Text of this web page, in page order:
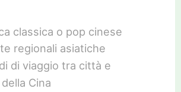
classica o pop cinese
regionali asiatiche
di viaggio tra città e
Cina